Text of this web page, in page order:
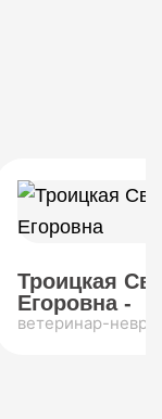
Троицкая
Егоровна -
ветеринар-